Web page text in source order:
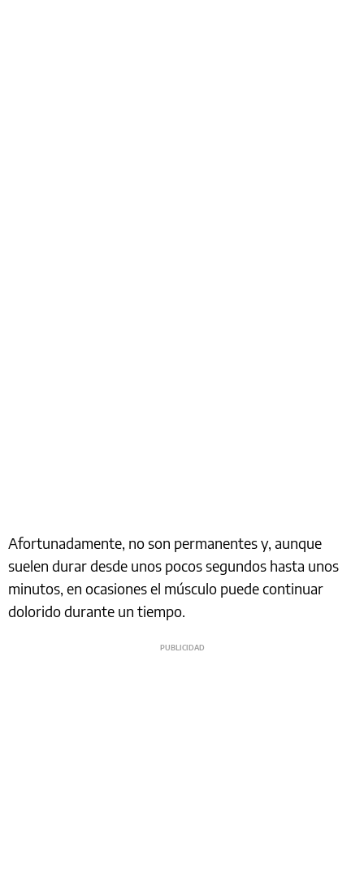
Afortunadamente, no son permanentes y, aunque
suelen durar desde unos pocos segundos hasta unos
minutos, en ocasiones el músculo puede continuar
dolorido durante un tiempo.